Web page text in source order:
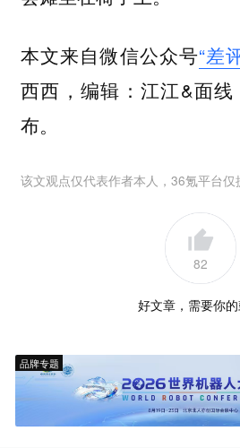
本文来自微信公众号“差
西西，编辑：江江&面
布。
该文观点仅代表作者本人，36氪平台仅
82
好文章，需要你
品牌专题